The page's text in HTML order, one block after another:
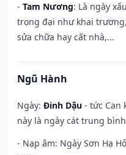
- Tam Nương: Là ngày
trọng đại như khai
sửa chữa hay cất nhà,...
Ngũ Hành
Ngày: Đinh Dậu - tức Can
này là ngày cát trung
- Nạp âm: Ngày Sơn Hạ